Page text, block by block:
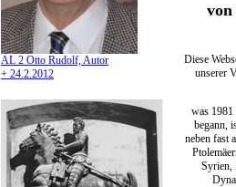
AL 2 Otto Rudolf, Autor
+ 24.2.2012
von
Diese
unserer
was 1981
begann,
neben fast
Syrien,